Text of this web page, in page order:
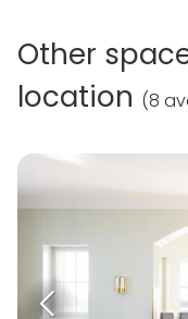
Other
location (8